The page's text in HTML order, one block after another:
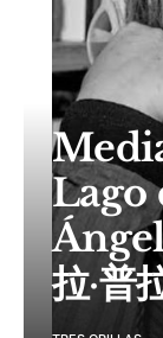
Lago
拉·普